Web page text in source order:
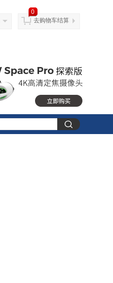
0
去购物车结算